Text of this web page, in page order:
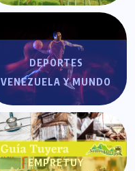
DEPORTES
VENEZUELA Y MUNDO
EMPRETUY